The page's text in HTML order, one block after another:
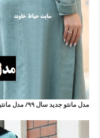
مدل مانتو جدید سال ۹۹/ مدل مانتو جدید سال ۹۹